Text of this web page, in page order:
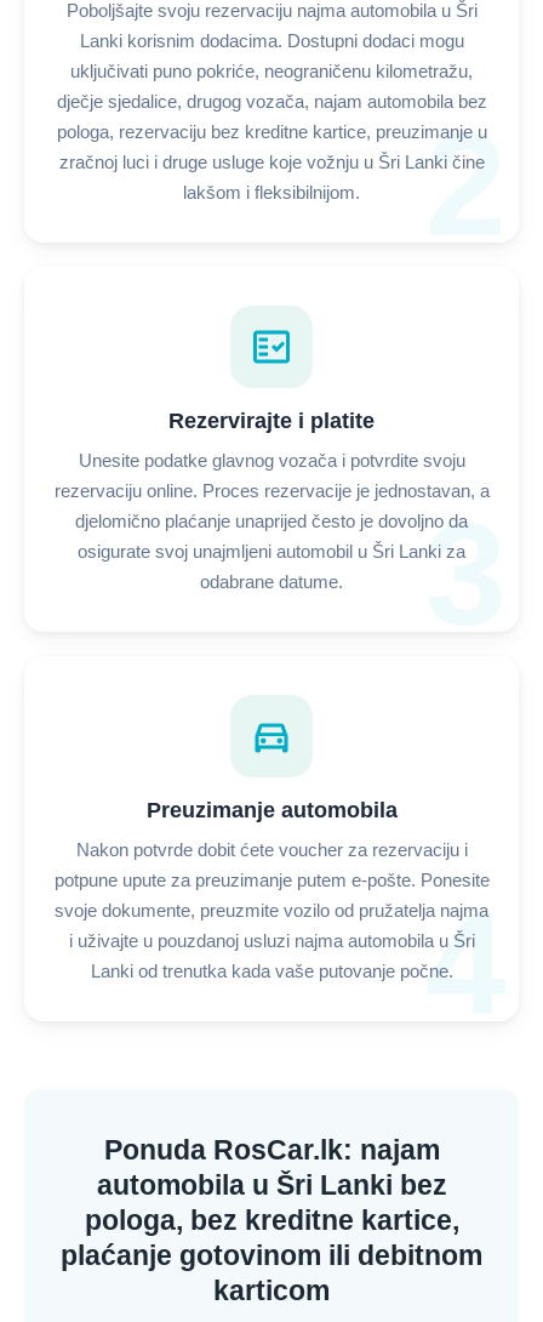
2
Poboljšajte svoju rezervaciju najma automobila u Šri
Lanki korisnim dodacima. Dostupni dodaci mogu
uključivati puno pokriće, neograničenu kilometražu,
dječje sjedalice, drugog vozača, najam automobila bez
pologa, rezervaciju bez kreditne kartice, preuzimanje u
zračnoj luci i druge usluge koje vožnju u Šri Lanki čine
lakšom i fleksibilnijom.
3
fact_check
Rezervirajte i platite
Unesite podatke glavnog vozača i potvrdite svoju
rezervaciju online. Proces rezervacije je jednostavan, a
djelomično plaćanje unaprijed često je dovoljno da
osigurate svoj unajmljeni automobil u Šri Lanki za
odabrane datume.
4
directions_car
Preuzimanje automobila
Nakon potvrde dobit ćete voucher za rezervaciju i
potpune upute za preuzimanje putem e-pošte. Ponesite
svoje dokumente, preuzmite vozilo od pružatelja najma
i uživajte u pouzdanoj usluzi najma automobila u Šri
Lanki od trenutka kada vaše putovanje počne.
Ponuda RosCar.lk: najam
automobila u Šri Lanki bez
pologa, bez kreditne kartice,
plaćanje gotovinom ili debitnom
karticom